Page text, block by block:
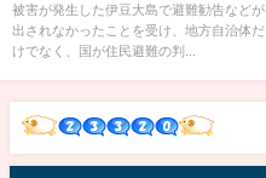
被害が発生した伊豆大島で避難勧告などが
出されなかったことを受け、地方自治体だ
けでなく、国が住民避難の判...